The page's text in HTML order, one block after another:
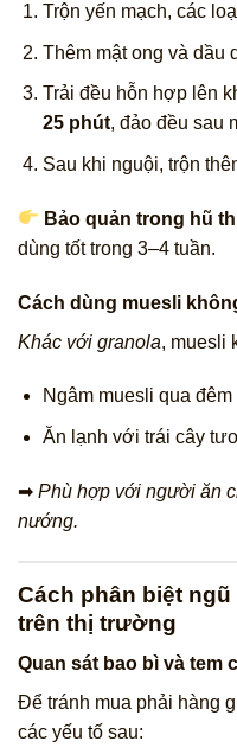
Trộn yến mạch, các
Thêm mật ong và dầu
Trải đều hỗn hợp lên
25 phút, đảo đều sau
Sau khi nguội, trộn
Bảo quản trong hũ
dùng tốt trong 3–4 tuần.
Cách dùng muesli
Khác với granola, muesli
Ngâm muesli qua
Ăn lạnh với trái cây
➡ Phù hợp với người ăn
nướng.
Cách phân biệt
trên thị trường
Quan sát bao bì và tem
Để tránh mua phải hàng
các yếu tố sau: